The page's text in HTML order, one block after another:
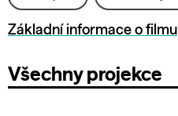
Základní informace o filmu
Všechny projekce